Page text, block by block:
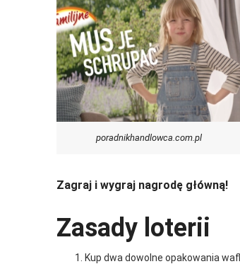
poradnikhandlowca.com.pl
Zagraj i wygraj nagrodę główną!
Zasady loterii
Kup dwa dowolne opakowania